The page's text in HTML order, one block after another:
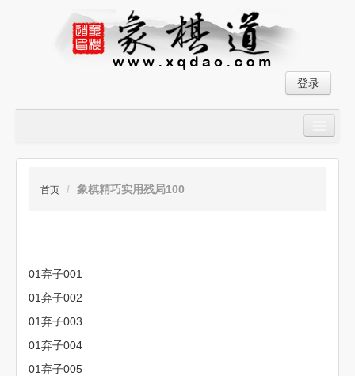
登录
大师对局
残局破解
首页 / 象棋精巧实用残局100
01弃子001
01弃子002
01弃子003
01弃子004
01弃子005